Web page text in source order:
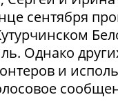
сентября
Однако
и